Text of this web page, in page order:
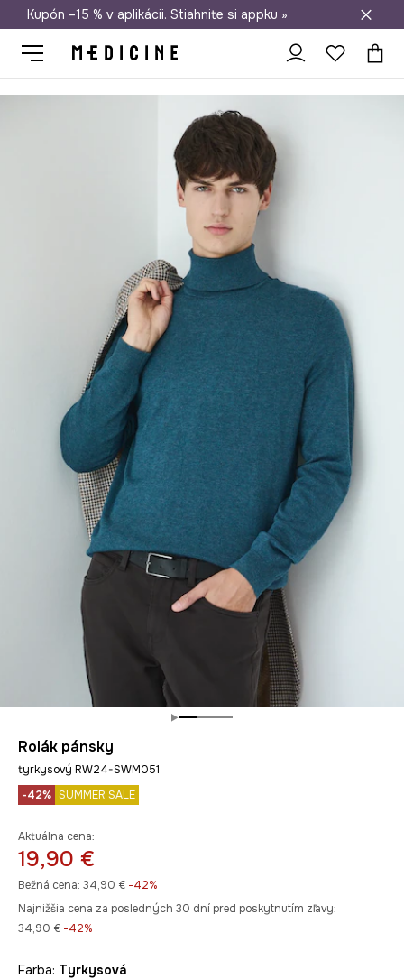
Doprava zadarmo od 50 €
Kupón –15 % v aplikácii. Stiahnite si appku »
Rolák pánsky
tyrkysový RW24-SWM051
-42% SUMMER SALE
Aktuálna cena:
19,90 €
Bežná cena: 34,90 € -42%
Najnižšia cena za posledných 30 dní pred poskytnutím zľavy:
34,90 € -42%
Farba: tyrkysová